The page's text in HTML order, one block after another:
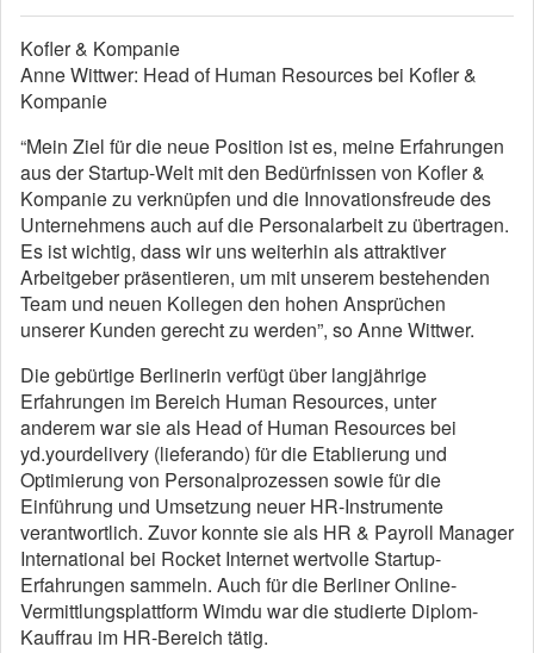
Kofler & Kompanie
Anne Wittwer: Head of Human Resources bei Kofler &
Kompanie
“Mein Ziel für die neue Position ist es, meine Erfahrungen
aus der Startup-Welt mit den Bedürfnissen von Kofler &
Kompanie zu verknüpfen und die Innovationsfreude des
Unternehmens auch auf die Personalarbeit zu übertragen.
Es ist wichtig, dass wir uns weiterhin als attraktiver
Arbeitgeber präsentieren, um mit unserem bestehenden
Team und neuen Kollegen den hohen Ansprüchen
unserer Kunden gerecht zu werden”, so Anne Wittwer.
Die gebürtige Berlinerin verfügt über langjährige
Erfahrungen im Bereich Human Resources, unter
anderem war sie als Head of Human Resources bei
yd.yourdelivery (lieferando) für die Etablierung und
Optimierung von Personalprozessen sowie für die
Einführung und Umsetzung neuer HR-Instrumente
verantwortlich. Zuvor konnte sie als HR & Payroll Manager
International bei Rocket Internet wertvolle Startup-
Erfahrungen sammeln. Auch für die Berliner Online-
Vermittlungsplattform Wimdu war die studierte Diplom-
Kauffrau im HR-Bereich tätig.